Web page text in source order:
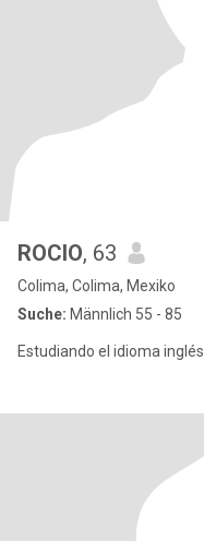
ROCIO, 63
Colima, Colima, Mexiko
Suche: Männlich 55 - 85
Estudiando el idioma inglés